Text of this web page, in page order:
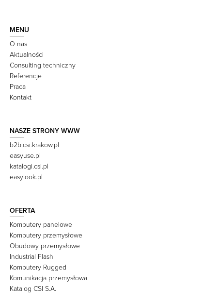
MENU
O nas
Aktualności
Consulting techniczny
Referencje
Praca
Kontakt
NASZE STRONY WWW
b2b.csi.krakow.pl
easyuse.pl
katalogi.csi.pl
easylook.pl
OFERTA
Komputery panelowe
Komputery przemysłowe
Obudowy przemysłowe
Industrial Flash
Komputery Rugged
Komunikacja przemysłowa
Katalog CSI S.A.